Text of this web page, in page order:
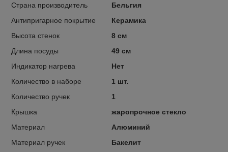
Страна производитель
Бельгия
Антипригарное покрытие
Керамика
Высота стенок
8 см
Длина посуды
49 см
Индикатор нагрева
Нет
Количество в наборе
1 шт.
Количество ручек
1
Крышка
жаропрочное стекло
Материал
Алюминий
Материал ручек
Бакелит